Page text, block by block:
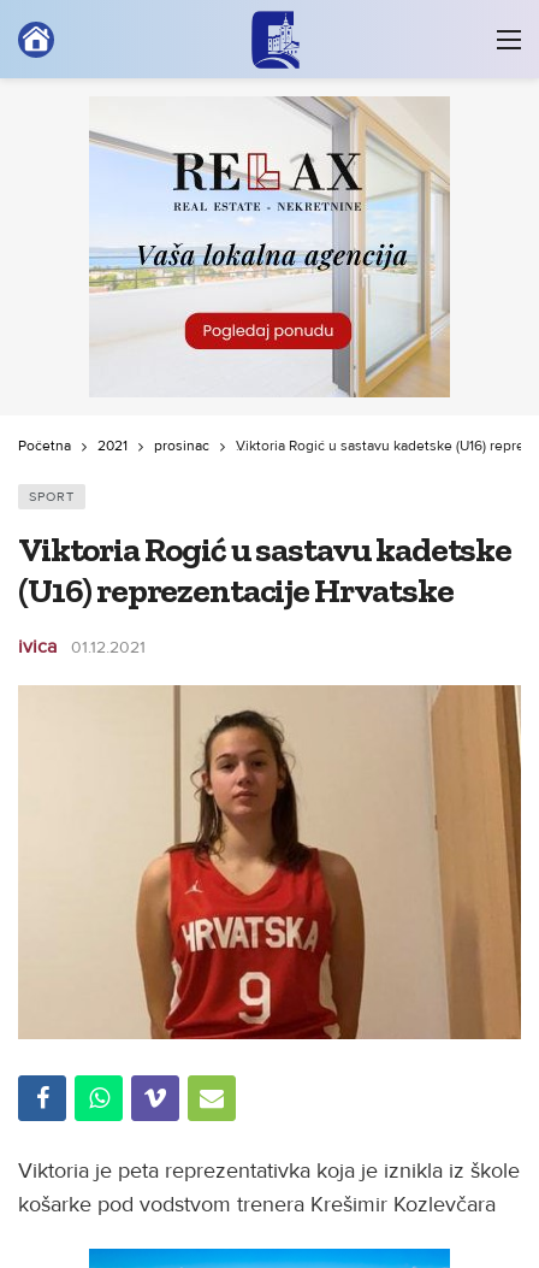
Početna 2021 prosinac Viktoria Rogić u sastavu kadetske (U16)
SPORT
Viktoria Rogić u sastavu kadetske
(U16) reprezentacije Hrvatske
ivica 01.12.2021
Viktoria je peta reprezentativka koja je iznikla iz škole
košarke pod vodstvom trenera Krešimir Kozlevčara